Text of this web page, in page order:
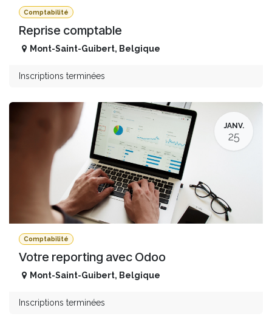
Comptabilité
Reprise comptable
Mont-Saint-Guibert, Belgique
Inscriptions terminées
JANV.
25
Comptabilité
Votre reporting avec Odoo
Mont-Saint-Guibert, Belgique
Inscriptions terminées